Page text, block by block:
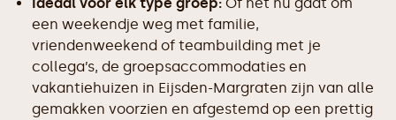
een weekendje weg met familie,
vriendenweekend of teambuilding met je
collega’s, de groepsaccommodaties en
vakantiehuizen in Eijsden-Margraten zijn van alle
gemakken voorzien en afgestemd op een prettig